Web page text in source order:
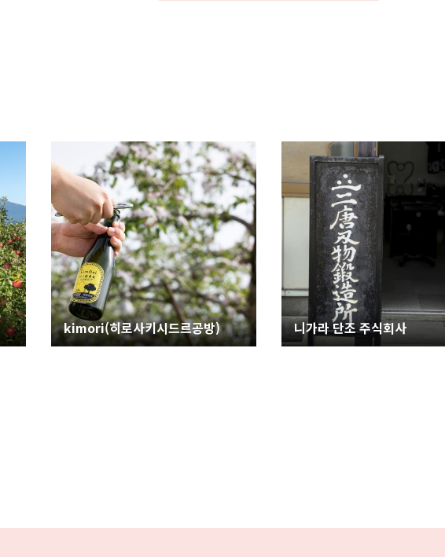
kimori(히로사키시드르공방) 니가라 단조 주식회사